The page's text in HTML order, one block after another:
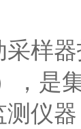
样
，是
仪